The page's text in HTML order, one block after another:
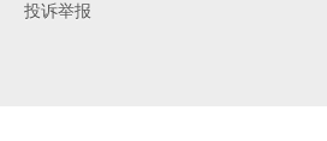
投诉举报